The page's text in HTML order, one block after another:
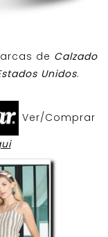
de Calzado
Unidos.
Ver/Comprar